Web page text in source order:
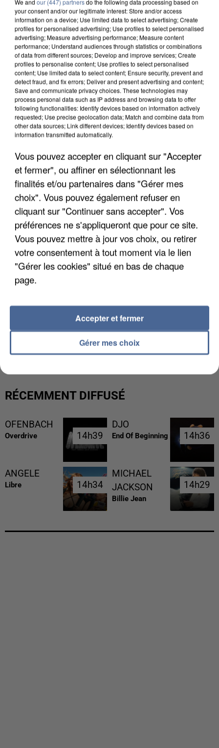
LES DONNÉES DE 300 000 CLIENTS DÉROBÉES À
INTERMARCHÉ APRÈS UNE...
LES FRANÇAIS, FANS DE LA FLEMME
RÉCEMMENT DIFFUSÉ
OFENBACH
Overdrive 14h39
14h39
DJO
End Of Beginning 14h36
14h36
ANGELE
Libre 14h34
14h34
MICHAEL
JACKSON
Billie Jean
14h29
14h29
your consent and/or our legitimate interest: Store and/or access
information on a device; Use limited data to select advertising; Create
profiles for personalised advertising; Use profiles to select personalised
advertising; Measure advertising performance; Measure content
performance; Understand audiences through statistics or combinations
of data from different sources; Develop and improve services; Create
profiles to personalise content; Use profiles to select personalised
content; Use limited data to select content; Ensure security, prevent and
detect fraud, and fix errors; Deliver and present advertising and content;
Save and communicate privacy choices. These technologies may
process personal data such as IP address and browsing data to offer
following functionalities: Identify devices based on information actively
requested; Use precise geolocation data; Match and combine data from
other data sources; Link different devices; Identify devices based on
information transmitted automatically.
Vous pouvez accepter en cliquant sur "Accepter
et fermer", ou affiner en sélectionnant les
finalités et/ou partenaires dans "Gérer mes
choix". Vous pouvez également refuser en
cliquant sur "Continuer sans accepter". Vos
préférences ne s'appliqueront que pour ce site.
Vous pouvez mettre à jour vos choix, ou retirer
votre consentement à tout moment via le lien
"Gérer les cookies" situé en bas de chaque
page.
Gérer mes choix
Accepter et fermer